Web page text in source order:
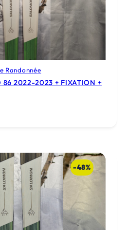
Randonnée
86 2022-2023 + FIXATION +
-48%